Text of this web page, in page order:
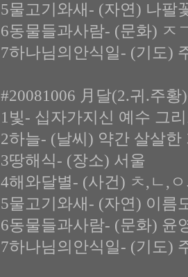
5물고기와새- (자연) 나팔
6동물들과사람- (문화) ㅈ
7하나님의안식일- (기도)
#20081006 月달(2.귀.주황
1빛- 십자가지신 예수 그
2하늘- (날씨) 약간 살살한
3땅해식- (장소) 서울
4해와달별- (사건) ㅊ,ㄴ,
5물고기와새- (자연) 이름
6동물들과사람- (문화) 윤
7하나님의안식일- (기도)